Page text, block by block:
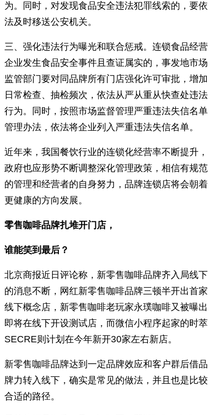
为。同时，对发现食品安全违法犯罪线索的，要依
法及时移送公安机关。
三、强化违法行为曝光和联合惩戒。连锁食品经营
企业发生食品安全事件且查证属实的，事发地市场
监管部门要对同品牌所有门店强化许可审批，增加
日常检查、抽检频次，依法从严从重从快查处违法
行为。同时，按照市场监督管理严重违法失信名单
管理办法，依法将企业列入严重违法失信名单。
近年来，我国餐饮行业的连锁化经营率不断提升，
政府也应形势不断调整深化管理政策，相信有规范
的管理和经营者的自身努力，品牌连锁店将会朝着
更健康的方向发展。
零售咖啡品牌扎堆开门店，
谁能笑到最后？
北京商报近日评论称，新零售咖啡品牌齐入局线下
的消息不断，网红新零售咖啡品牌三顿半开出首家
线下概念店，新零售咖啡老玩家永璞咖啡又被曝出
即将在线下开设测试店，而微信小程序起家的时萃
SECRE则计划在今年新开30家左右新店。
新零售咖啡品牌达到一定品牌效应和客户群后借品
牌力转入线下，确实是常见的做法，并且也是比较
合适的路径。